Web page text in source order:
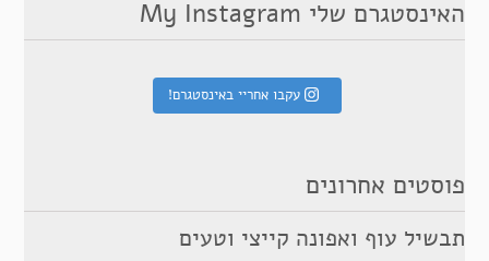
האינסטגרם שלי My Instagram
עקבו אחריי באינסטגרם!
פוסטים אחרונים
תבשיל עוף ואפונה קייצי וטעים